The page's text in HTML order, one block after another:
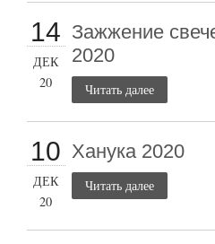
14
ДЕК
20
Зажжение
2020
Читать далее
10
ДЕК
20
Ханука 2020
Читать далее